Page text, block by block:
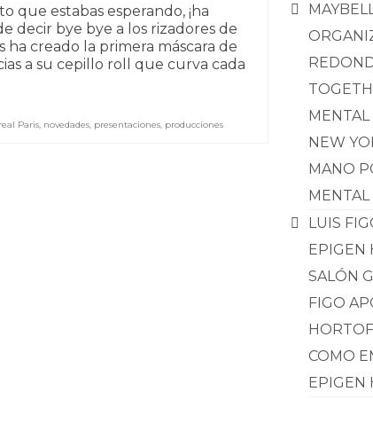
que estabas esperando, ¡ha
decir bye bye a los rizadores de
ha creado la primera máscara de
a su cepillo roll que curva cada
Paris, novedades, presentaciones, producciones
MENTAL
NEW
MANO
MENTAL
LUIS
EPIGEN
SALÓN
FIGO
COMO
EPIGEN